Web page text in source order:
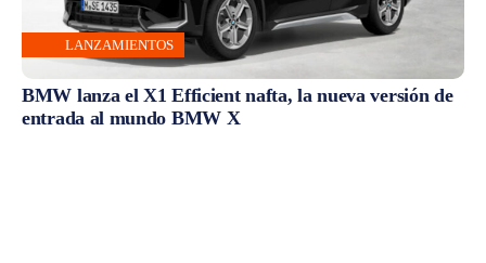
LANZAMIENTOS
BMW lanza el X1 Efficient nafta, la nueva versión de
entrada al mundo BMW X